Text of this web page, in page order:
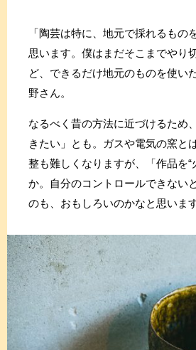
「陶芸は特に、地元で採れるもの
思います。僕はまだそこまでやり
ど、できるだけ地元のものを使い
野さん。
なるべく昔の方法に近づけるため
きたい」とも。ガスや電気の窯と
整も難しくなりますが、「作品を“
か。自分のコントロールできない
のも、おもしろいのかなと思います